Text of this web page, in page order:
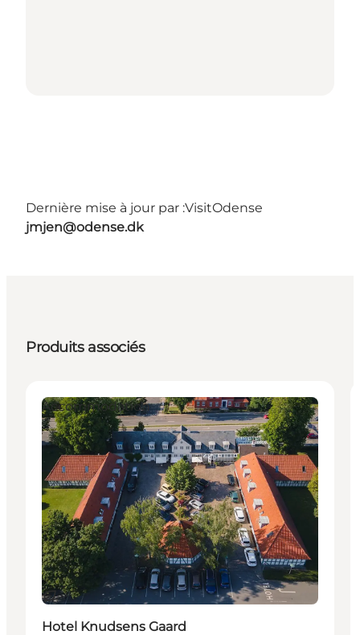
Dernière mise à jour par :VisitOdense
jmjen@odense.dk
Produits associés
Durable
Accommodation
Hotel Knudsens Gaard